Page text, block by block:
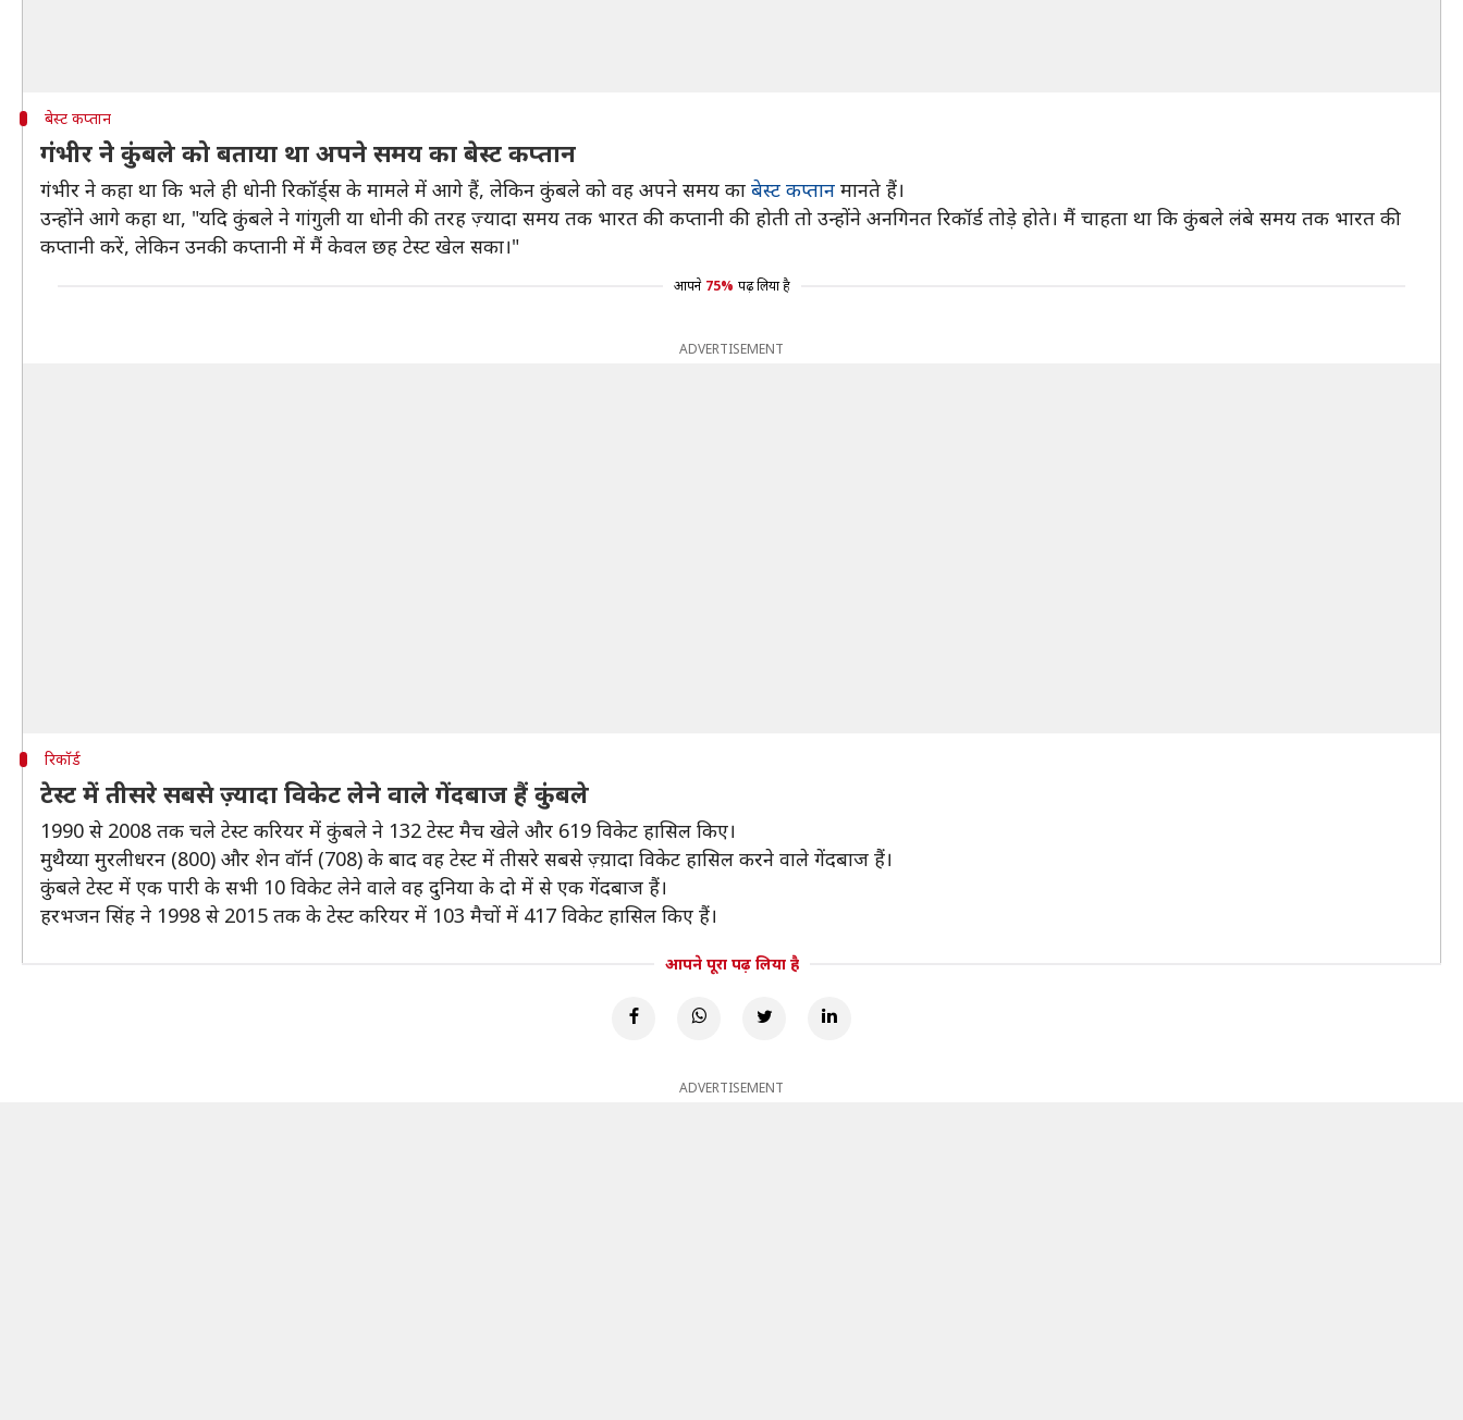
बेस्ट कप्तान
गंभीर नेे कुंबले को बताया था अपने समय का बेस्ट कप्तान
गंभीर ने कहा था कि भले ही धोनी रिकॉर्ड्स के मामले में आगे हैं, लेकिन कुंबले को वह अपने समय का बेस्ट कप्तान मानते हैं।
उन्होंने आगे कहा था, "यदि कुंबले ने गांगुली या धोनी की तरह ज़्यादा समय तक भारत की कप्तानी की होती तो उन्होंने अनगिनत रिकॉर्ड तोड़े होते। मैं चाहता था कि कुंबले लंबे समय तक भारत की
कप्तानी करें, लेकिन उनकी कप्तानी में मैं केवल छह टेस्ट खेल सका।"
आपने 75% पढ़ लिया है
ADVERTISEMENT
रिकॉर्ड
टेस्ट में तीसरे सबसे ज़्यादा विकेट लेने वाले गेंदबाज हैं कुंबले
1990 से 2008 तक चले टेस्ट करियर में कुंबले ने 132 टेस्ट मैच खेले और 619 विकेट हासिल किए।
मुथैय्या मुरलीधरन (800) और शेन वॉर्न (708) के बाद वह टेस्ट में तीसरे सबसे ज़्य़ादा विकेट हासिल करने वाले गेंदबाज हैं।
कुंबले टेस्ट में एक पारी के सभी 10 विकेट लेने वाले वह दुनिया के दो में से एक गेंदबाज हैं।
हरभजन सिंह ने 1998 से 2015 तक के टेस्ट करियर में 103 मैचों में 417 विकेट हासिल किए हैं।
आपने पूरा पढ़ लिया है
ADVERTISEMENT